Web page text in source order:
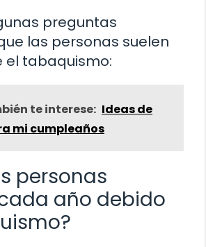
preguntas
las personas suelen
el tabaquismo:
te interese: Ideas de
mi cumpleaños
personas
año debido